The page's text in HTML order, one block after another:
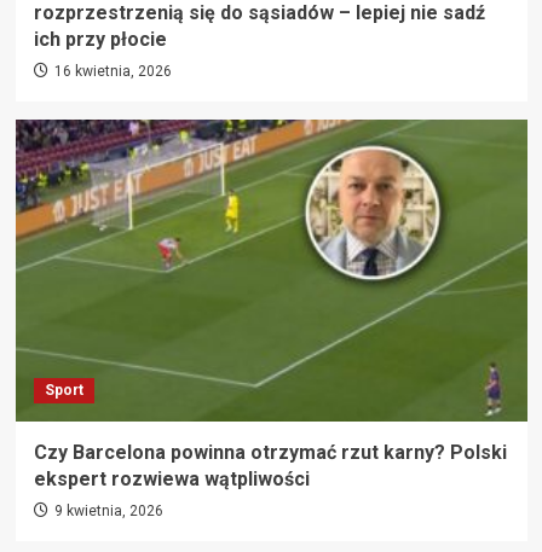
rozprzestrzenią się do sąsiadów – lepiej nie sadź
ich przy płocie
16 kwietnia, 2026
Sport
Czy Barcelona powinna otrzymać rzut karny? Polski
ekspert rozwiewa wątpliwości
9 kwietnia, 2026